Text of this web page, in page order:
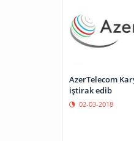
AzerTelecom
iştirak edib
02-03-2018